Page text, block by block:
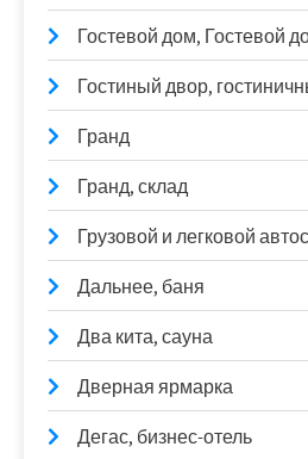
Гостевой дом, Гостевой
Гостиный двор,
Гранд
Гранд, склад
Грузовой и легковой
Дальнее, баня
Два кита, сауна
Дверная ярмарка
Дегас, бизнес-отель